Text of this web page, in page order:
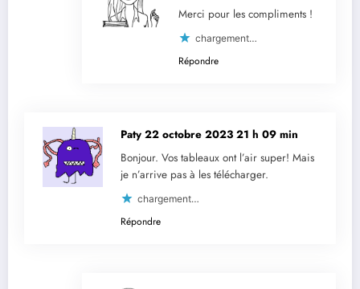
Merci pour les compliments !
chargement…
Répondre
Paty 22 octobre 2023 21 h 09 min
Bonjour. Vos tableaux ont l’air super! Mais
je n’arrive pas à les télécharger.
chargement…
Répondre